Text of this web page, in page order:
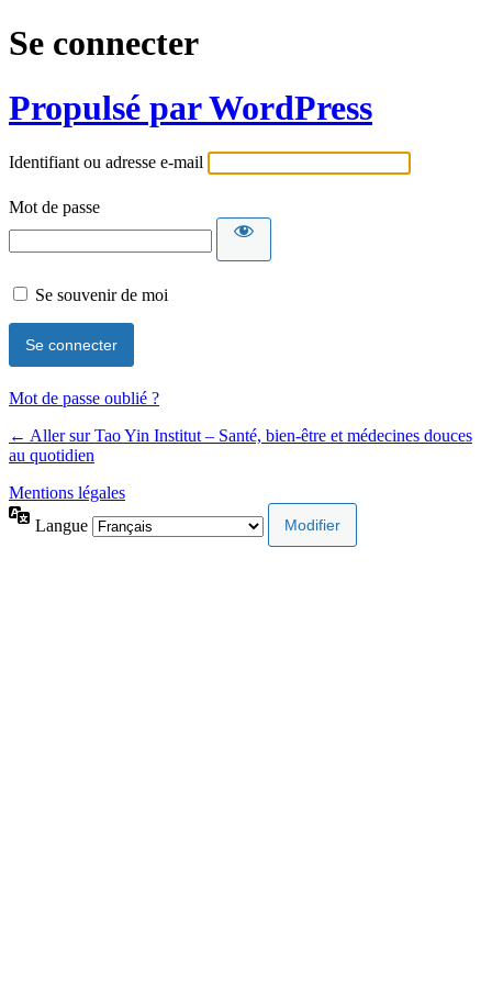
Se connecter
Propulsé par WordPress
Identifiant ou adresse e-mail
Mot de passe
Se souvenir de moi
Mot de passe oublié ?
← Aller sur Tao Yin Institut – Santé, bien-être et médecines douces
au quotidien
Mentions légales
Langue